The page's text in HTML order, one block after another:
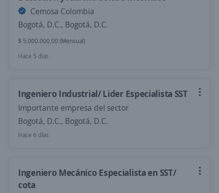
Cemosa Colombia
Bogotá, D.C., Bogotá, D.C.
$ 5.000.000,00 (Mensual)
Hace 5 días
Ingeniero Industrial/ Lider Especialista SST
Importante empresa del sector
Bogotá, D.C., Bogotá, D.C.
Hace 6 días
Ingeniero Mecánico Especialista en SST/
cota